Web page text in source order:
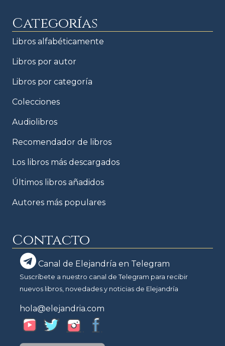
Categorías
Libros alfabéticamente
Libros por autor
Libros por categoría
Colecciones
Audiolibros
Recomendador de libros
Los libros más descargados
Últimos libros añadidos
Autores más populares
Contacto
Canal de Elejandría en Telegram
Suscríbete a nuestro canal de Telegram para recibir
nuevos libros, novedades y noticias de Elejandría
hola@elejandria.com